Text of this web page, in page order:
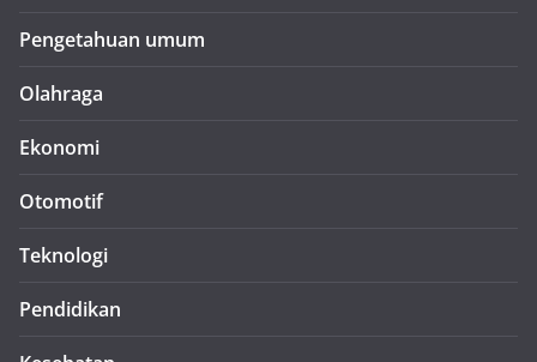
Pengetahuan umum
Olahraga
Ekonomi
Otomotif
Teknologi
Pendidikan